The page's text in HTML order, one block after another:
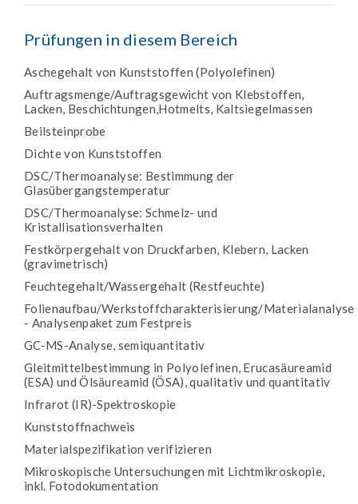
Prüfungen in diesem Bereich
Aschegehalt von Kunststoffen (Polyolefinen)
Auftragsmenge/Auftragsgewicht von Klebstoffen,
Lacken, Beschichtungen,Hotmelts, Kaltsiegelmassen
Beilsteinprobe
Dichte von Kunststoffen
DSC/Thermoanalyse: Bestimmung der
Glasübergangstemperatur
DSC/Thermoanalyse: Schmelz- und
Kristallisationsverhalten
Festkörpergehalt von Druckfarben, Klebern, Lacken
(gravimetrisch)
Feuchtegehalt/Wassergehalt (Restfeuchte)
Folienaufbau/Werkstoffcharakterisierung/Materialanalyse
- Analysenpaket zum Festpreis
GC-MS-Analyse, semiquantitativ
Gleitmittelbestimmung in Polyolefinen, Erucasäureamid
(ESA) und Ölsäureamid (ÖSA), qualitativ und quantitativ
Infrarot (IR)-Spektroskopie
Kunststoffnachweis
Materialspezifikation verifizieren
Mikroskopische Untersuchungen mit Lichtmikroskopie,
inkl. Fotodokumentation